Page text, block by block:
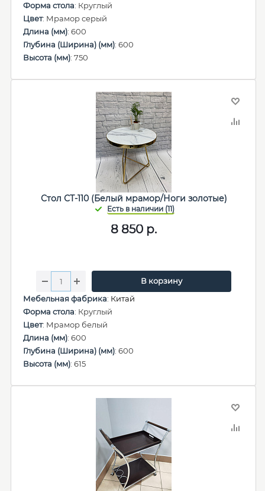
Форма стола: Круглый
Цвет: Мрамор серый
Длина (мм): 600
Глубина (Ширина) (мм): 600
Высота (мм): 750
Стол СТ-110 (Белый мрамор/Ноги золотые)
8 850 р.
В корзину
Мебельная фабрика: Китай
Форма стола: Круглый
Цвет: Мрамор белый
Длина (мм): 600
Глубина (Ширина) (мм): 600
Высота (мм): 615